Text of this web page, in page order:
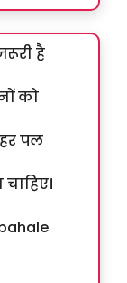
है
को
पल